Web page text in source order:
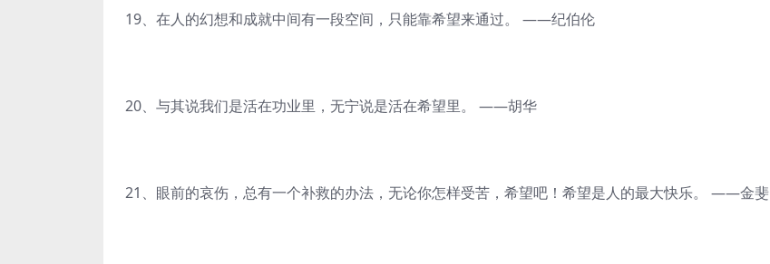
19、在人的幻想和成就中间有一段空间，只能靠希望来通过。 ——纪伯伦
20、与其说我们是活在功业里，无宁说是活在希望里。 ——胡华
21、眼前的哀伤，总有一个补救的办法，无论你怎样受苦，希望吧！希望是人的最大快乐。 ——金斐